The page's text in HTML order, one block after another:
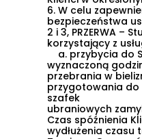
6. W celu
bezpieczeństwa
2 i 3, PRZERWA –
korzystający z
a. przybycia do
wyznaczoną
przebrania w
przygotowania do
szafek
ubraniowych
Czas spóźnienia
wydłużenia czasu